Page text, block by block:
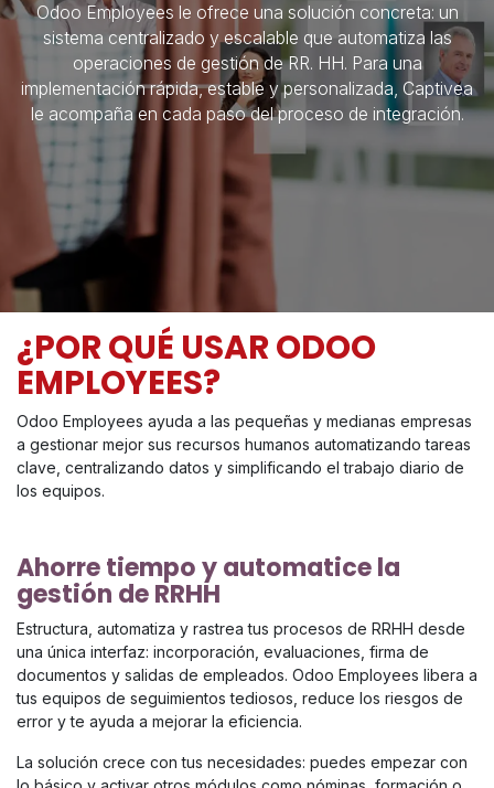
Odoo Employees le ofrece una solución concreta: un
sistema centralizado y escalable que automatiza las
operaciones de gestión de RR. HH. Para una
implementación rápida, estable y personalizada, Captivea
le acompaña en cada paso del proceso de integración.
¿POR QUÉ USAR ODOO
EMPLOYEES?
Odoo Employees ayuda a las pequeñas y medianas empresas
a gestionar mejor sus recursos humanos automatizando tareas
clave, centralizando datos y simplificando el trabajo diario de
los equipos.
Ahorre tiempo y automatice la
gestión de RRHH
Estructura, automatiza y rastrea tus procesos de RRHH desde
una única interfaz: incorporación, evaluaciones, firma de
documentos y salidas de empleados. Odoo Employees libera a
tus equipos de seguimientos tediosos, reduce los riesgos de
error y te ayuda a mejorar la eficiencia.
La solución crece con tus necesidades: puedes empezar con